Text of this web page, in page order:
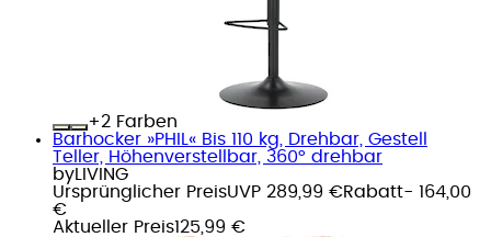
+
Farben
Barhocker »PHIL« Bis 110 kg, Drehbar, Gestell
Teller, Höhenverstellbar, 360° drehbar
byLIVING
Ursprünglicher PreisUVP 289,99 €Rabatt- 164,00
€
Aktueller Preis125,99 €